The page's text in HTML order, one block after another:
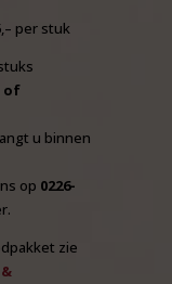
per stuk
of
u binnen
op 0226-
zie